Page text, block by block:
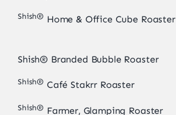
Shish® Home & Office Cube Roaster
Shish® Branded Bubble Roaster
Shish® Café Stakrr Roaster
Shish® Farmer, Glamping Roaster